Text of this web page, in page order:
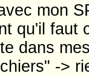
mon
qu'il faut
dans
->